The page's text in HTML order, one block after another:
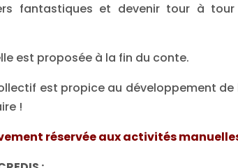
fantastiques et devenir tour à tour
est proposée à la fin du conte.
est propice au développement de
!
réservée aux activités